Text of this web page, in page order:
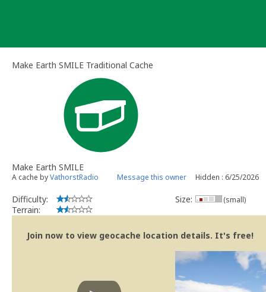
Make Earth SMILE Traditional Cache
Make Earth SMILE
A cache byVathorstRadio Message this owner Hidden : 6/25/2026
Difficulty:
Terrain:
Size: (small)
Join now to view geocache location details. It's free!